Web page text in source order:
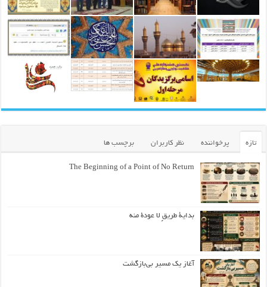
تازه پرخواننده نظر کاربران برچسب ها
The Beginning of a Point of No Return
بداية طريقٍ لا عودة منه
آغاز یک مسیر بی‌بازگشت